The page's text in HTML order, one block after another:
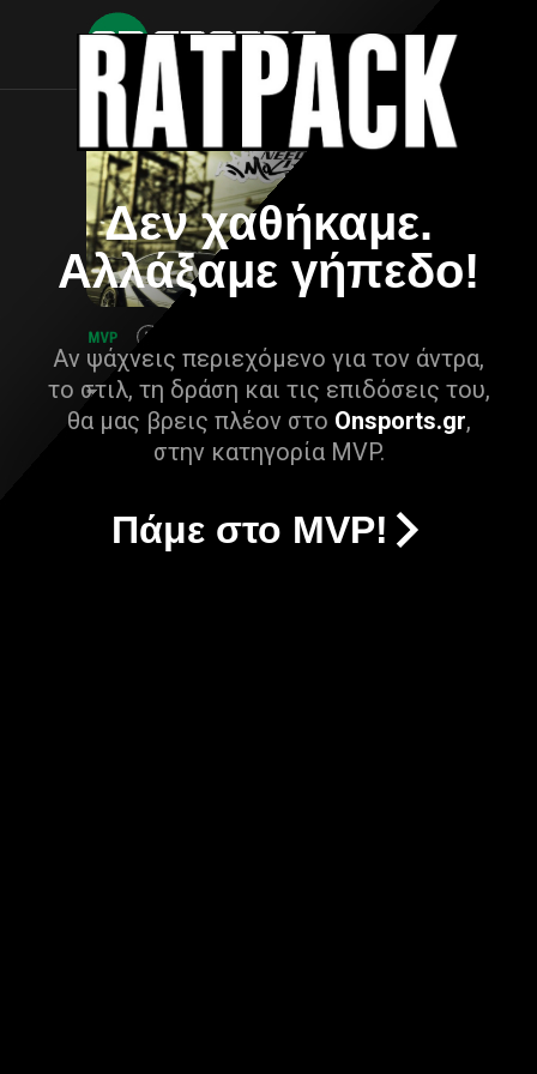
Δεν χαθήκαμε.
Αλλάξαμε γήπεδο!
Αν ψάχνεις περιεχόμενο για τον άντρα,
το στιλ, τη δράση και τις επιδόσεις του,
θα μας βρεις πλέον στο Onsports.gr,
στην κατηγορία MVP.
Πάμε στο MVP!